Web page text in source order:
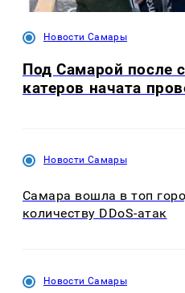
Новости Самары
Под Самарой после
катеров начата
Новости Самары
Самара вошла в топ
количеству DDoS-атак
Новости Самары